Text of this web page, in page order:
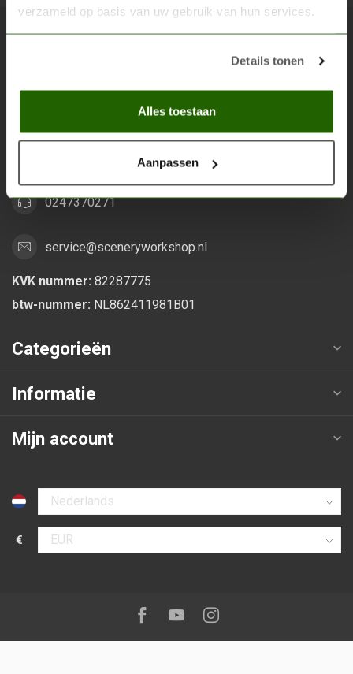
verzameld op basis van uw gebruik van hun services.
Details tonen
Alles toestaan
Aanpassen
Grootstalselaan 46
6533 KK Nijmegen
0247370271
service@sceneryworkshop.nl
KVK nummer: 82287775
btw-nummer: NL862411981B01
Categorieën
Informatie
Mijn account
Selecteer taal
€
Selecteer valuta
Volg ons op:Facebook
YoutubeInstagram